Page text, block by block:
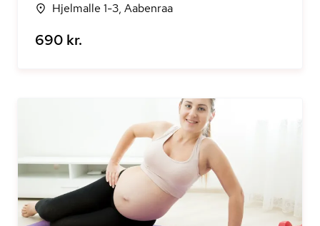
Hjelmalle 1-3, Aabenraa
690 kr.